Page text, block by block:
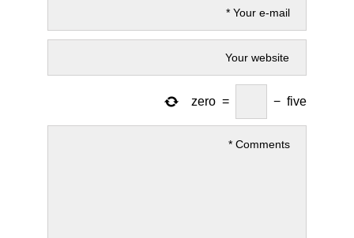
five
−
=
zero